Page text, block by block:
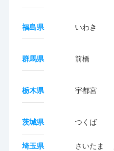
福島県 いわき
群馬県 前橋
栃木県 宇都宮
茨城県 つくば
埼玉県 さいたま